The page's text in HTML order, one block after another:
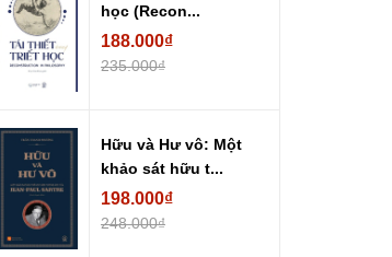
học (Recon...
188.000₫
235.000₫
Hữu và Hư vô: Một
khảo sát hữu t...
198.000₫
248.000₫